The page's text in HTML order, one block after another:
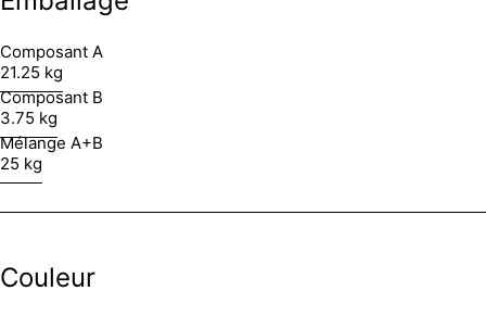
Composant A
21.25 kg
Composant B
3.75 kg
Mélange A+B
25 kg
Couleur